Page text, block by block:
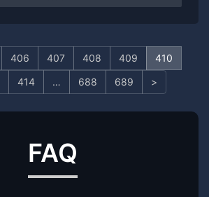
406 407 408 409
410
414 … 688 689 >
FAQ